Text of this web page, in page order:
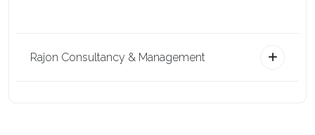
Rajon Consultancy & Management